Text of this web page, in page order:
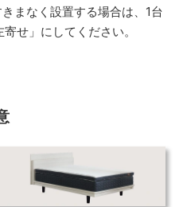
まなく設置する場合は、1台
せ」にしてください。